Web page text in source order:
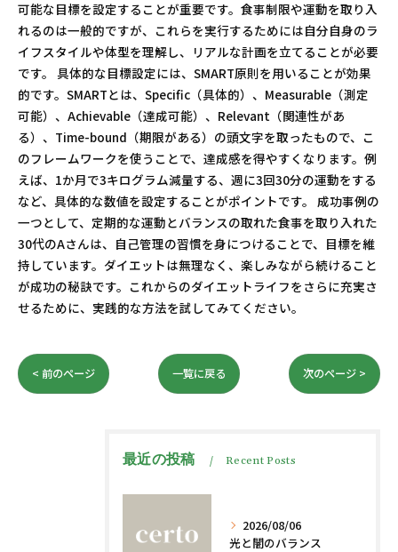
可能な目標を設定することが重要です。食事制限や運動を取り入
れるのは一般的ですが、これらを実行するためには自分自身のラ
イフスタイルや体型を理解し、リアルな計画を立てることが必要
です。 具体的な目標設定には、SMART原則を用いることが効果
的です。SMARTとは、Specific（具体的）、Measurable（測定
可能）、Achievable（達成可能）、Relevant（関連性があ
る）、Time-bound（期限がある）の頭文字を取ったもので、こ
のフレームワークを使うことで、達成感を得やすくなります。例
えば、1か月で3キログラム減量する、週に3回30分の運動をする
など、具体的な数値を設定することがポイントです。 成功事例の
一つとして、定期的な運動とバランスの取れた食事を取り入れた
30代のAさんは、自己管理の習慣を身につけることで、目標を維
持しています。ダイエットは無理なく、楽しみながら続けること
が成功の秘訣です。これからのダイエットライフをさらに充実さ
せるために、実践的な方法を試してみてください。
< 前のページ 一覧に戻る 次のページ >
最近の投稿 Recent Posts
2026/08/06
光と闇のバランス